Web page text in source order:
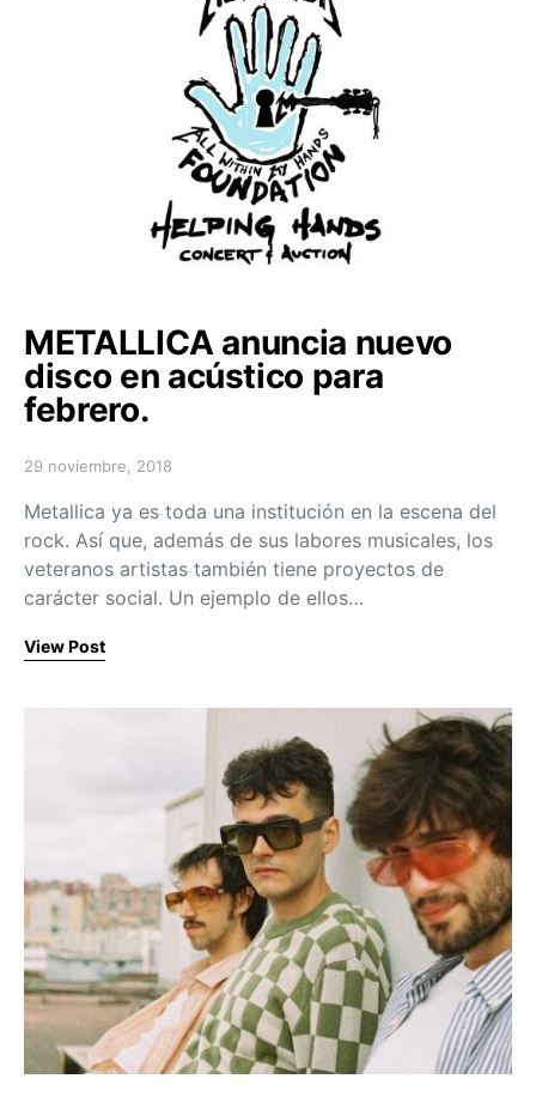
METALLICA anuncia nuevo
disco en acústico para
febrero.
Posted on
29 noviembre, 2018
Metallica ya es toda una institución en la escena del
rock. Así que, además de sus labores musicales, los
veteranos artistas también tiene proyectos de
carácter social. Un ejemplo de ellos…
View Post